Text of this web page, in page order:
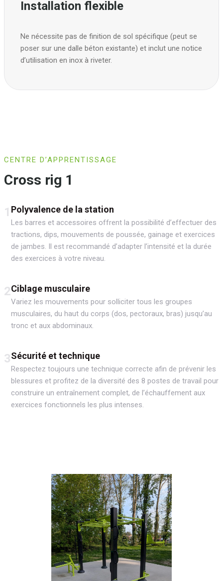
Installation flexible
Ne nécessite pas de finition de sol spécifique (peut se
poser sur une dalle béton existante) et inclut une notice
d’utilisation en inox à riveter.
CENTRE D’APPRENTISSAGE
Cross rig 1
1 Polyvalence de la station
Les barres et accessoires offrent la possibilité d’effectuer des
tractions, dips, mouvements de poussée, gainage et exercices
de jambes. Il est recommandé d’adapter l’intensité et la durée
des exercices à votre niveau.
2Ciblage musculaire
Variez les mouvements pour solliciter tous les groupes
musculaires, du haut du corps (dos, pectoraux, bras) jusqu’au
tronc et aux abdominaux.
3Sécurité et technique
Respectez toujours une technique correcte afin de prévenir les
blessures et profitez de la diversité des 8 postes de travail pour
construire un entraînement complet, de l’échauffement aux
exercices fonctionnels les plus intenses.